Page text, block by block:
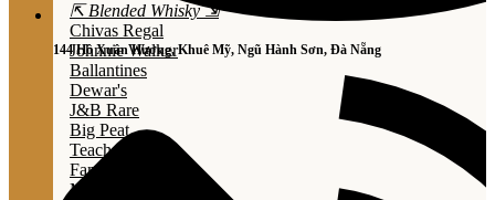
144 Hồ Xuân Hương, Khuê Mỹ, Ngũ Hành Sơn, Đà Nẵng
⇱ Blended Whisky ⇲
Chivas Regal
Johnnie Walker
Ballantines
Dewar's
J&B Rare
Big Peat
Teacher's
Famous Grouse
Monkey Shouder